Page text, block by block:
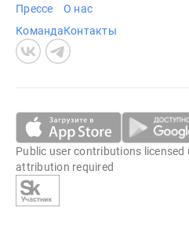
Прессе
Команда
О нас
Контакты
Public user contributions
attribution required